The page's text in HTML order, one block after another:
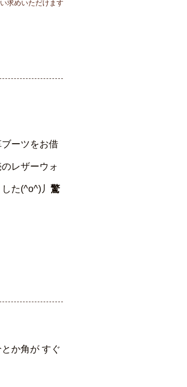
求めいただけます
ーツをお借
レザーウォ
た(^o^)丿 驚
か角が すぐ